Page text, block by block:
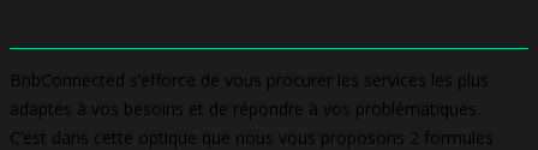
BnbConnected s’efforce de vous procurer les services les plus
adaptés à vos besoins et de répondre à vos problématiques.
C’est dans cette optique que nous vous proposons 2 formules